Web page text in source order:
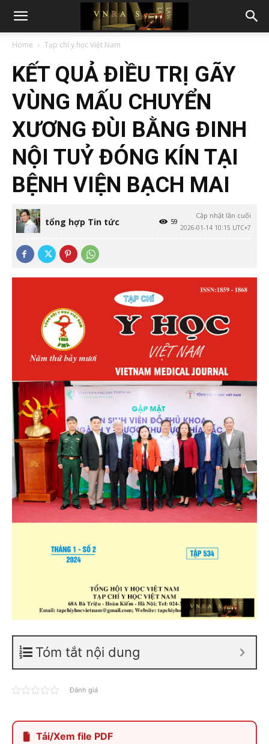
Home Tạp chí y học Việt Nam
KẾT QUẢ ĐIỀU TRỊ GÃY
VÙNG MẤU CHUYỂN
XƯƠNG ĐÙI BẰNG ĐINH
NỘI TUỶ ĐÓNG KÍN TẠI
BỆNH VIỆN BẠCH MAI
tổng hợp Tin tức
Cập nhật lần cuối
2026-01-14 10:15 UTC+7
59
Tóm tắt nội dung
Đánh giá
Tải/Xem file PDF